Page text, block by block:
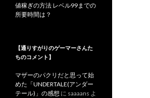
値稼ぎの方法 レベル99までの
所要時間は？
【通りすがりのゲーマーさんた
ちのコメント】
マザーのパクリだと思って始
めた「UNDERTALE(アンダー
テール)」の感想 に saaaans よ